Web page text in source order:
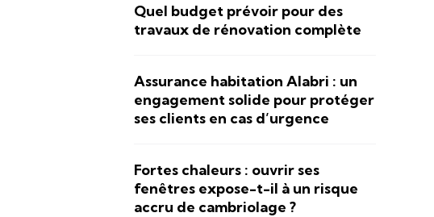
Quel budget prévoir pour des
travaux de rénovation complète
Assurance habitation Alabri : un
engagement solide pour protéger
ses clients en cas d’urgence
Fortes chaleurs : ouvrir ses
fenêtres expose-t-il à un risque
accru de cambriolage ?